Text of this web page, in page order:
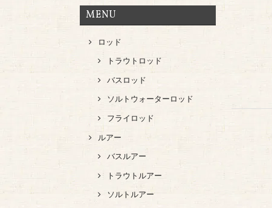
MENU
ロッド
トラウトロッド
バスロッド
ソルトウォーターロッド
フライロッド
ルアー
バスルアー
トラウトルアー
ソルトルアー